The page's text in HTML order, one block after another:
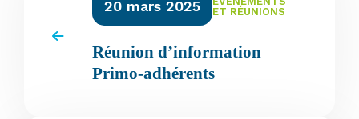
20 mars 2025
ET RÉUNIONS
Réunion d’information
Primo-adhérents